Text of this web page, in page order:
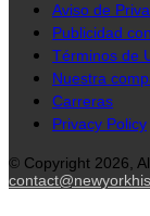
Aviso de
Publicidad
Términos de
Nuestra
Carreras
Privacy Policy
© Copyright 2026,